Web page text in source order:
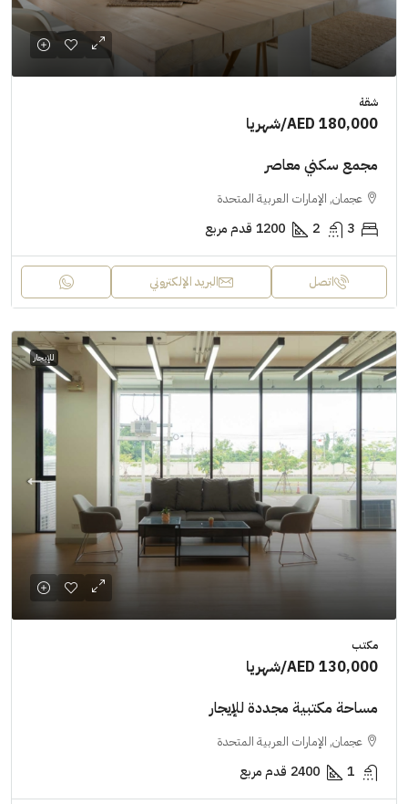
شقة
AED 180,000/شهريا
مجمع سكني معاصر
عجمان, الإمارات العربية المتحدة
3
2
1200 قدم مربع
اتصل البريد الإلكتروني
للإيجار
مكتب
AED 130,000/شهريا
مساحة مكتبية مجددة للإيجار
عجمان, الإمارات العربية المتحدة
1
2400 قدم مربع